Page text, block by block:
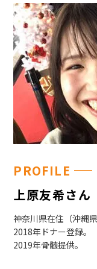
お問い合わせ
PROFILE
上原友希さん
神奈川県在住（沖縄県
2018年ドナー登録。
2019年骨髄提供。